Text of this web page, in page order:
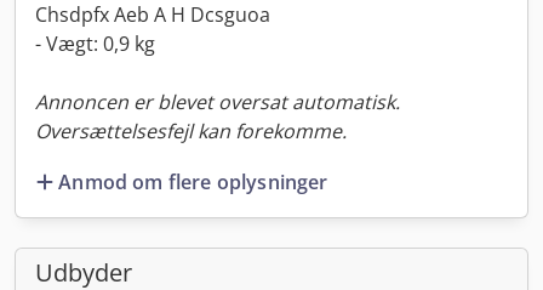
Chsdpfx Aeb A H Dcsguoa
- Vægt: 0,9 kg
Annoncen er blevet oversat automatisk.
Oversættelsesfejl kan forekomme.
Anmod om flere oplysninger
Udbyder